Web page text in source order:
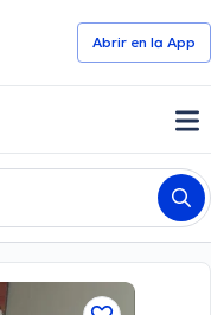
Abrir en la App